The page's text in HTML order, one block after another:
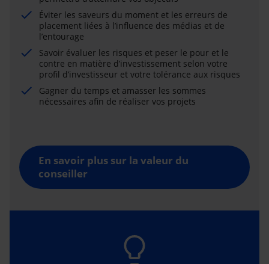
Éviter les saveurs du moment et les erreurs de
placement liées à l’influence des médias et de
l’entourage
Savoir évaluer les risques et peser le pour et le
contre en matière d’investissement selon votre
profil d’investisseur et votre tolérance aux risques
Gagner du temps et amasser les sommes
nécessaires afin de réaliser vos projets
En savoir plus sur la valeur du
conseiller